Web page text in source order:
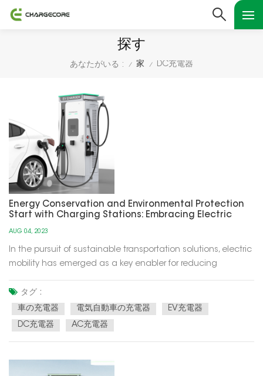
探す
あなたがいる : / 家 / DC充電器
Energy Conservation and Environmental Protection
Start with Charging Stations: Embracing Electric
AUG 04, 2023
In the pursuit of sustainable transportation solutions, electric
mobility has emerged as a key enabler for reducing
conservation. At the heart of this eco-friendly revolution are
electric vehicles (EVs), powered by electricity instead of fossil
fuels. Th...
タグ :
車の充電器
電気自動車の充電器
EV充電器
DC充電器
AC充電器